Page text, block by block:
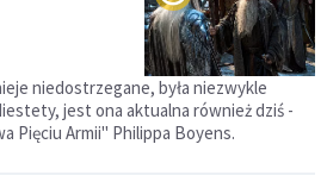
niedostrzegane, była niezwykle
jest ona aktualna również dziś -
Pięciu Armii" Philippa Boyens.